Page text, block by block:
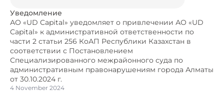
Уведомление
АО «UD Capital» уведомляет о привлечении АО «UD
Capital» к административной ответственности по
части 2 статьи 256 КоАП Республики Казахстан в
соответствии с Постановлением
Специализированного межрайонного суда по
административным правонарушениям города Алматы
от 30.10.2024 г.
4 November 2024